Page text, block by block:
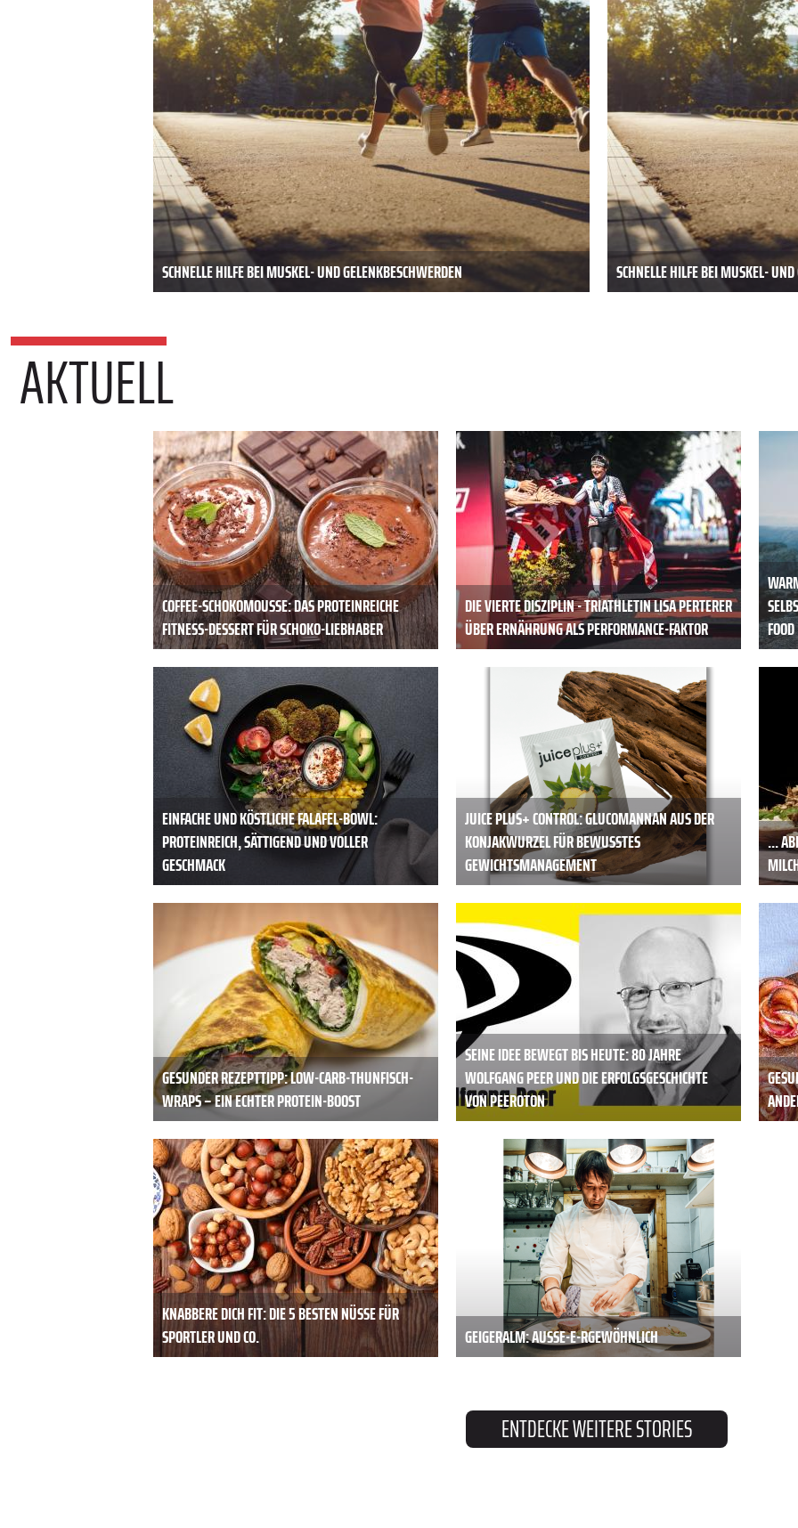
SCHNELLE HILFE BEI MUSKEL- UND GELENKBESCHWERDEN SCHNELLE HILFE BEI MUSKEL-
AKTUELL
COFFEE-SCHOKOMOUSSE: DAS PROTEINREICHE
FITNESS-DESSERT FÜR SCHOKO-LIEBHABER
DIE VIERTE DISZIPLIN - TRIATHLETIN LISA PERTERER
ÜBER ERNÄHRUNG ALS PERFORMANCE-FAKTOR
FOOD
EINFACHE UND KÖSTLICHE FALAFEL-BOWL:
PROTEINREICH, SÄTTIGEND UND VOLLER
GESCHMACK
JUICE PLUS+ CONTROL: GLUCOMANNAN AUS DER
KONJAKWURZEL FÜR BEWUSSTES
GEWICHTSMANAGEMENT
...
GESUNDER REZEPTTIPP: LOW-CARB-THUNFISCH-
WRAPS – EIN ECHTER PROTEIN-BOOST
SEINE IDEE BEWEGT BIS HEUTE: 80 JAHRE
WOLFGANG PEER UND DIE ERFOLGSGESCHICHTE
VON PEEROTON
KNABBERE DICH FIT: DIE 5 BESTEN NÜSSE FÜR
SPORTLER UND CO.
GEIGERALM: AUSSE-E-R­GEWÖHNLICH
ENTDECKE WEITERE STORIES